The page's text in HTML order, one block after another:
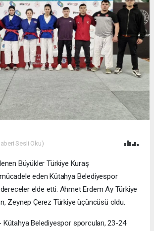
Sesli Oku)
Büyükler Türkiye Kuraş
eden Kütahya Belediyespor
elde etti. Ahmet Erdem Ay Türkiye
Zeynep Çerez Türkiye üçüncüsü oldu.
Kütahya Belediyespor sporcuları, 23-24